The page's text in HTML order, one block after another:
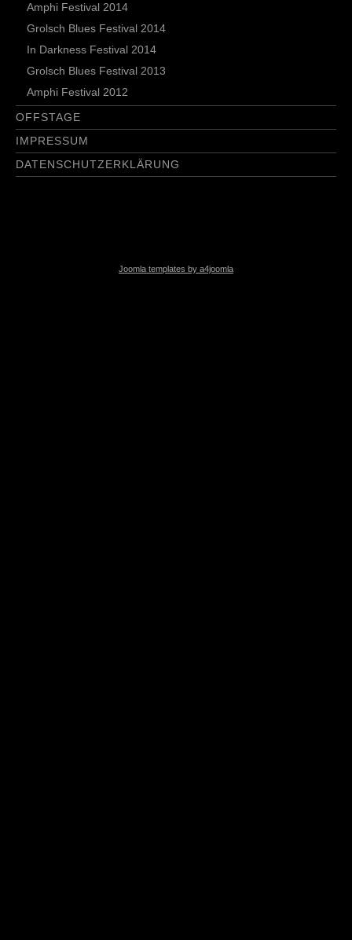
Amphi Festival 2014
Grolsch Blues Festival 2014
In Darkness Festival 2014
Grolsch Blues Festival 2013
Amphi Festival 2012
OFFSTAGE
IMPRESSUM
DATENSCHUTZERKLÄRUNG
Joomla templates by a4joomla